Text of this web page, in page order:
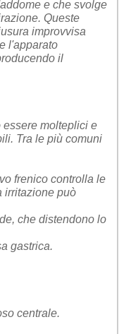
e che svolge
Queste
improvvisa
l'apparato
il
molteplici e
Tra le più comuni
frenico controlla le
irritazione può
che distendono lo
gastrica.
centrale.